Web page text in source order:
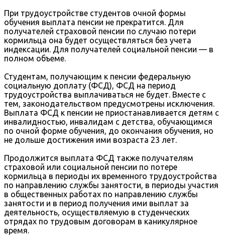
При трудоустройстве студентов очной формы
обучения выплата пенсии не прекратится. Для
получателей страховой пенсии по случаю потери
кормильца она будет осуществляться без учета
индексации. Для получателей социальной пенсии — в
полном объеме.
Студентам, получающим к пенсии федеральную
социальную доплату (ФСД), ФСД на период
трудоустройства выплачиваться не будет. Вместе с
тем, законодательством предусмотрены исключения.
Выплата ФСД к пенсии не приостанавливается детям с
инвалидностью, инвалидам с детства, обучающимся
по очной форме обучения, до окончания обучения, но
не дольше достижения ими возраста 23 лет.
Продолжится выплата ФСД также получателям
страховой или социальной пенсии по потере
кормильца в периоды их временного трудоустройства
по направлению службы занятости, в периоды участия
в общественных работах по направлению службы
занятости и в период получения ими выплат за
деятельность, осуществляемую в студенческих
отрядах по трудовым договорам в каникулярное
время.